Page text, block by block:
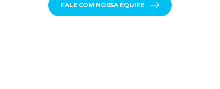
FALE COM NOSSA EQUIPE